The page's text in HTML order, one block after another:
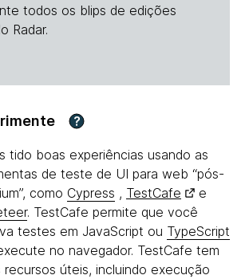
todos os blips de edições
Radar.
?
tido boas experiências usando as
de teste de UI para web “pós-
como Cypress , TestCafe
e
. TestCafe permite que você
testes em JavaScript ou TypeScript
no navegador. TestCafe tem
recursos úteis, incluindo execução